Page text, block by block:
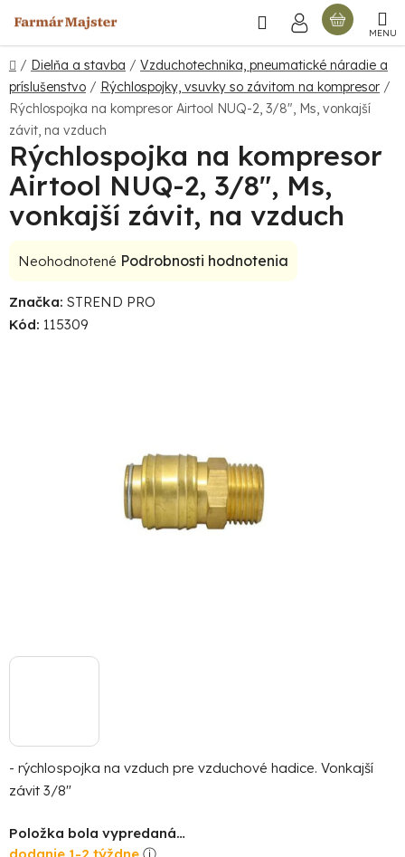
na
obsah
Hľadať
Domov
/ Dielňa a stavba / Vzduchotechnika, pneumatické náradie a
príslušenstvo / Rýchlospojky, vsuvky so závitom na kompresor /
Rýchlospojka na kompresor Airtool NUQ-2, 3/8", Ms, vonkajší
závit, na vzduch
- rýchlospojka na vzduch pre vzduchové hadice. Vonkajší
závit 3/8"
Položka bola vypredaná…
Rýchlospojka na kompresor
Airtool NUQ-2, 3/8", Ms,
vonkajší závit, na vzduch
Priemerné
produktu
je
Neohodnotené Podrobnosti hodnotenia
Značka: STREND PRO
Kód: 115309